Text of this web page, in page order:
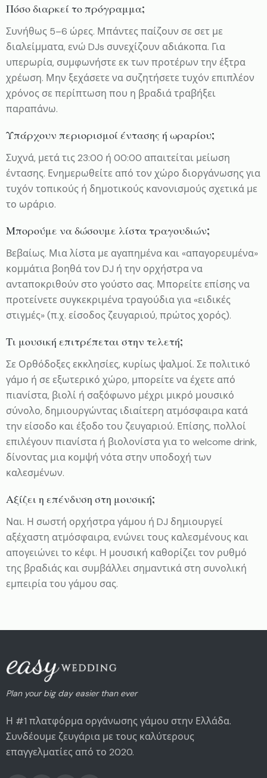
Πόσο διαρκεί το πρόγραμμα;
Συνήθως 5–6 ώρες. Μπάντες παίζουν σε σετ με
διαλείμματα, ενώ DJs συνεχίζουν αδιάκοπα. Για
υπερωρία, συμφωνήστε εκ των προτέρων την έξτρα
χρέωση. Μην ξεχάσετε να συζητήσετε τυχόν επιπλέον
χρόνος σε περίπτωση που η βραδιά τραβήξει
παραπάνω.
Υπάρχουν περιορισμοί έντασης ή ωραρίου;
Συχνά, μετά τις 23:00 ή 00:00 απαιτείται μείωση
έντασης. Ενημερωθείτε από τον χώρο διοργάνωσης για
τυχόν τοπικούς ή δημοτικούς κανονισμούς σχετικά με
το ωράριο.
Μπορούμε να δώσουμε λίστα τραγουδιών;
Βεβαίως. Μια λίστα με αγαπημένα και «απαγορευμένα»
κομμάτια βοηθά τον DJ ή την ορχήστρα να
ανταποκριθούν στο γούστο σας. Μπορείτε επίσης να
προτείνετε συγκεκριμένα τραγούδια για «ειδικές
στιγμές» (π.χ. είσοδος ζευγαριού, πρώτος χορός).
Τι μουσική επιτρέπεται στην τελετή;
Σε Ορθόδοξες εκκλησίες, κυρίως ψαλμοί. Σε πολιτικό
γάμο ή σε εξωτερικό χώρο, μπορείτε να έχετε από
πιανίστα, βιολί ή σαξόφωνο μέχρι μικρό μουσικό
σύνολο, δημιουργώντας ιδιαίτερη ατμόσφαιρα κατά
την είσοδο και έξοδο του ζευγαριού. Επίσης, πολλοί
επιλέγουν πιανίστα ή βιολονίστα για το welcome drink,
δίνοντας μια κομψή νότα στην υποδοχή των
καλεσμένων.
Αξίζει η επένδυση στη μουσική;
Ναι. Η σωστή ορχήστρα γάμου ή DJ δημιουργεί
αξέχαστη ατμόσφαιρα, ενώνει τους καλεσμένους και
απογειώνει το κέφι. Η μουσική καθορίζει τον ρυθμό
της βραδιάς και συμβάλλει σημαντικά στη συνολική
εμπειρία του γάμου σας.
Plan your big day easier than ever
Η #1 πλατφόρμα οργάνωσης γάμου στην Ελλάδα.
Συνδέουμε ζευγάρια με τους καλύτερους
επαγγελματίες από το 2020.